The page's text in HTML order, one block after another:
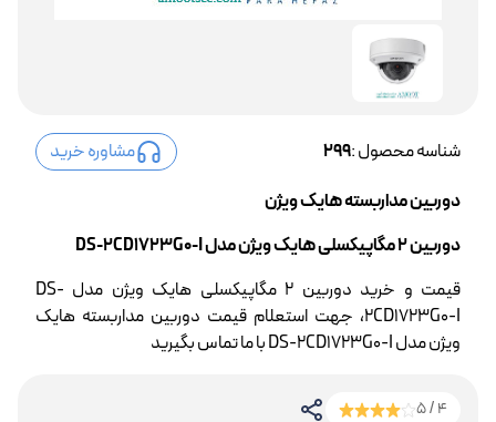
شناسه محصول :299
مشاوره خرید
دوربین مداربسته هایک ویژن
دوربین 2 مگاپیکسلی هایک ویژن مدل DS-2CD1723G0-I
قیمت و خرید دوربین 2 مگاپیکسلی هایک ویژن مدل DS-
2CD1723G0-I، جهت استعلام قیمت دوربین مداربسته هایک
ویژن مدل DS-2CD1723G0-I با ما تماس بگیرید
4 / 5